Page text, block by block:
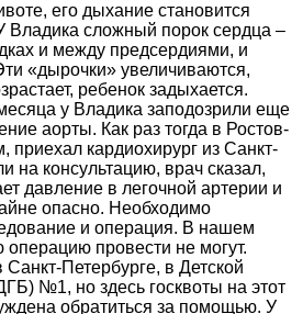
его дыхание становится
Владика сложный порок сердца –
и между предсердиями, и
«дырочки» увеличиваются,
ребенок задыхается.
у Владика заподозрили еще
аорты. Как раз тогда в Ростов-
приехал кардиохирург из Санкт-
на консультацию, врач сказал,
давление в легочной артерии и
опасно. Необходимо
и операция. В нашем
провести не могут.
Петербурге, в Детской
№1, но здесь госквоты на этот
обратиться за помощью. У